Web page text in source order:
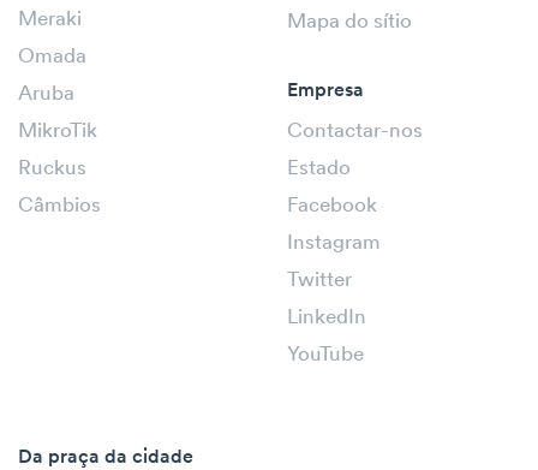
Meraki
Omada
Aruba
MikroTik
Ruckus
Câmbios
Mapa do sítio
Empresa
Contactar-nos
Estado
Facebook
Instagram
Twitter
LinkedIn
YouTube
Da praça da cidade